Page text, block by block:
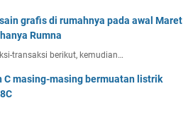
grafis di rumahnya pada awal Maret
Rumna
transaksi berikut, kemudian…
C masing-masing bermuatan listrik